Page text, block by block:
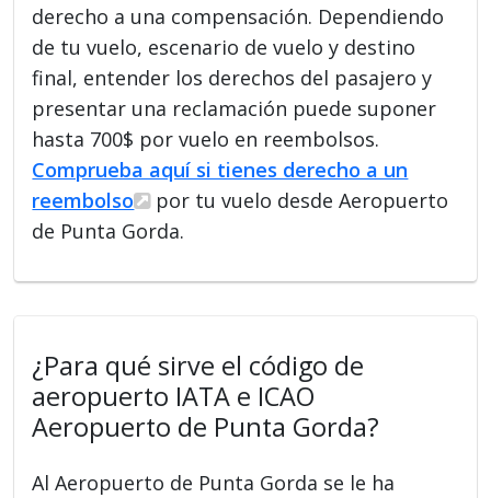
derecho a una compensación. Dependiendo
de tu vuelo, escenario de vuelo y destino
final, entender los derechos del pasajero y
presentar una reclamación puede suponer
hasta 700$ por vuelo en reembolsos.
Comprueba aquí si tienes derecho a un
reembolso
por tu vuelo desde Aeropuerto
de Punta Gorda.
¿Para qué sirve el código de
aeropuerto IATA e ICAO
Aeropuerto de Punta Gorda?
Al Aeropuerto de Punta Gorda se le ha